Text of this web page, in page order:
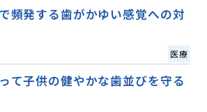
頻発する歯がかゆい感覚への対
医療
て子供の健やかな歯並びを守る